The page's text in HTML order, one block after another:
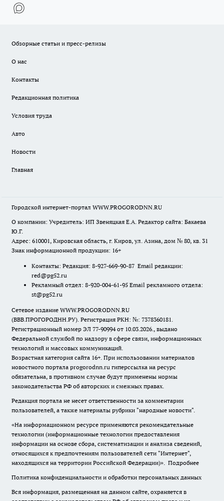
Обзорные статьи и пресс-релизы
О нас
Контакты
Редакционная политика
Условия труда
Авто
Новости
Главная
Городской интернет-портал WWW.PROGORODNN.RU
О компании: Учредитель: ИП Звеняцкая Е.А. Редактор сайта: Бакаева
Ю.Г.
Адрес: 610001, Кировская область, г. Киров, ул. Азина, дом № 80, кв. 31
Знак информационной продукции: 16+
Контакты: Редакция: 8-927-669-90-87 Email редакции:
red@pg52.ru
Рекламный отдел: 8-920-004-61-95 Email рекламного отдела:
st@pg52.ru
Сетевое издание WWW.PROGORODNN.RU
(ВВВ.ПРОГОРОДНН.РУ). Регистрация РКН: №: 7378360181.
Регистрационный номер ЭЛ 77-90994 от 10.03.2026., выдано
Федеральной службой по надзору в сфере связи, информационных
технологий и массовых коммуникаций.
Возрастная категория сайта 16+. При использовании материалов
новостного портала progorodnn.ru гиперссылка на ресурс
обязательна, в противном случае будут применены нормы
законодательства РФ об авторских и смежных правах.
Редакция портала не несет ответственности за комментарии
пользователей, а также материалы рубрики "народные новости".
«На информационном ресурсе применяются рекомендательные
технологии (информационные технологии предоставления
информации на основе сбора, систематизации и анализа сведений,
относящихся к предпочтениям пользователей сети "Интернет",
находящихся на территории Российской Федерации)». Подробнее
Политика конфиденциальности и обработки персональных данных
Вся информация, размещенная на данном сайте, охраняется в